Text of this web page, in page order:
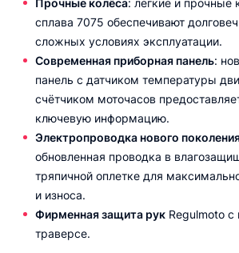
Прочные колёса: легкие и прочные
сплава 7075 обеспечивают
сложных условиях эксплуатации.
Современная приборная панель:
панель с датчиком температуры
счётчиком моточасов
ключевую информацию.
Электропроводка нового
обновленная проводка в
тряпичной оплетке для
и износа.
Фирменная защита рук Regulmoto
траверсе.